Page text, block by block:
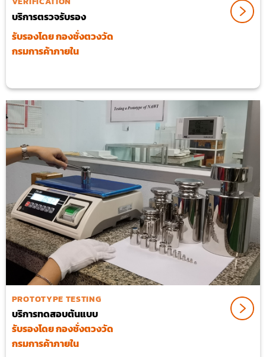
บริการตรวจรับรอง
รับรองโดย กองชั่งตวงวัด
กรมการค้าภายใน
PROTOTYPE TESTING
บริการทดสอบต้นแบบ
รับรองโดย กองชั่งตวงวัด
กรมการค้าภายใน